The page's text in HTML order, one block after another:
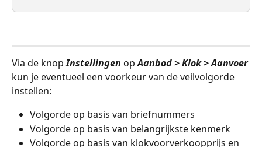
Via de knop Instellingen op Aanbod > Klok > Aanvoer
kun je eventueel een voorkeur van de veilvolgorde
instellen:
Volgorde op basis van briefnummers
Volgorde op basis van belangrijkste kenmerk
Volgorde op basis van klokvoorverkoopprijs en